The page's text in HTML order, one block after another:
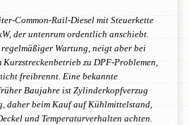
Common-Rail-Diesel mit Steuerkette
der untenrum ordentlich anschiebt.
Wartung, neigt aber bei
Kurzstreckenbetrieb zu DPF-Problemen,
freibrennt. Eine bekannte
Baujahre ist Zylinderkopfverzug
daher beim Kauf auf Kühlmittelstand,
und Temperaturverhalten achten.